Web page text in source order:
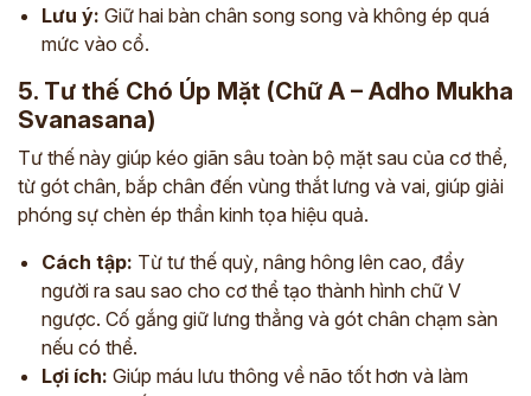
Lưu ý: Giữ hai bàn chân song song và không ép quá
mức vào cổ.
5. Tư thế Chó Úp Mặt (Chữ A – Adho Mukha
Svanasana)
Tư thế này giúp kéo giãn sâu toàn bộ mặt sau của cơ thể,
từ gót chân, bắp chân đến vùng thắt lưng và vai, giúp giải
phóng sự chèn ép thần kinh tọa hiệu quả.
Cách tập: Từ tư thế quỳ, nâng hông lên cao, đẩy
người ra sau sao cho cơ thể tạo thành hình chữ V
ngược. Cố gắng giữ lưng thẳng và gót chân chạm sàn
nếu có thể.
Lợi ích: Giúp máu lưu thông về não tốt hơn và làm